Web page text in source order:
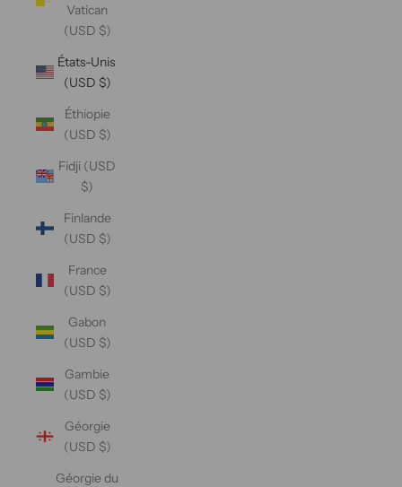
Vatican
(USD $)
États-Unis
(USD $)
Éthiopie
(USD $)
Fidji (USD
$)
Finlande
(USD $)
France
(USD $)
Gabon
(USD $)
Gambie
(USD $)
Géorgie
(USD $)
Géorgie du